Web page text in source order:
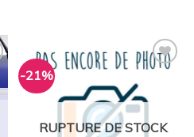
-21%
wishlist
RUPTURE DE STOCK